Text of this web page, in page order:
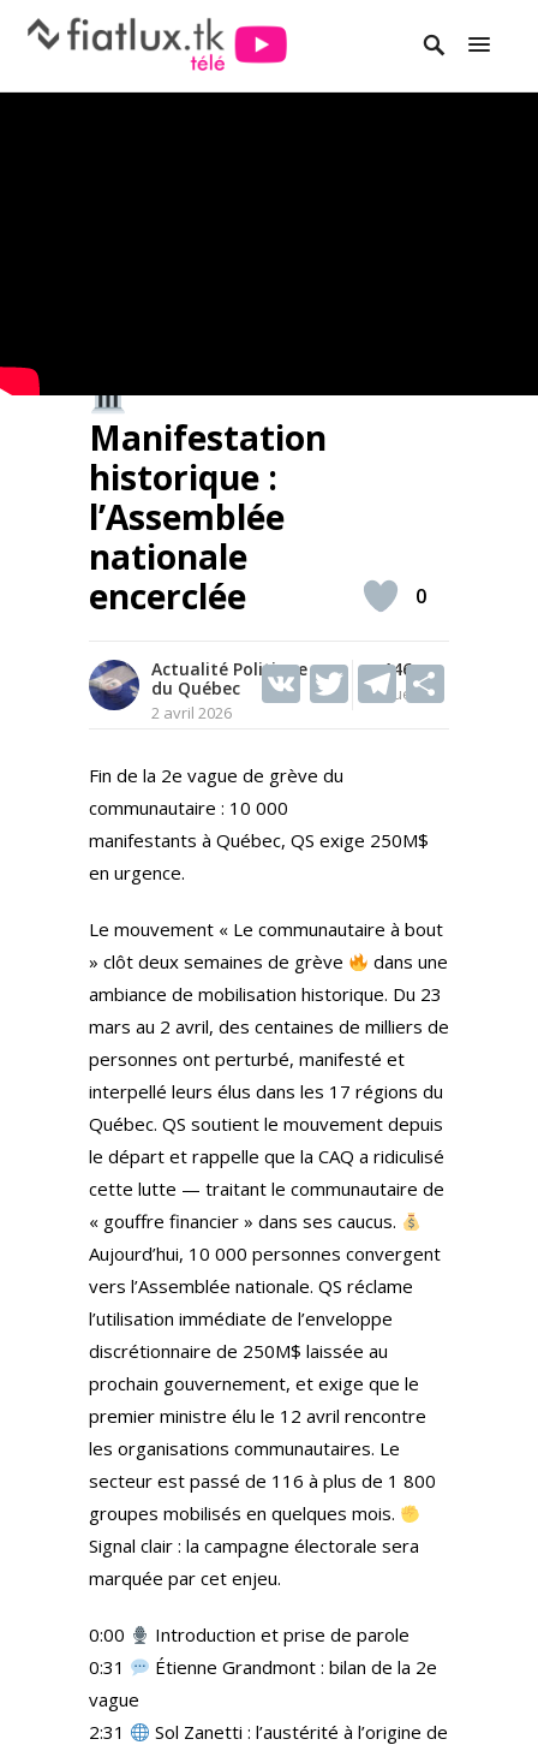
Manifestation
historique :
l’Assemblée
nationale
encerclée
Actualité Politique
du Québec
2 avril 2026
146
Vues
V T T
a
0
Fin de la 2e vague de grève du
communautaire : 10 000
manifestants à Québec, QS exige 250M$
en urgence.
Le mouvement « Le communautaire à bout
» clôt deux semaines de grève
dans une
ambiance de mobilisation historique. Du 23
mars au 2 avril, des centaines de milliers de
personnes ont perturbé, manifesté et
interpellé leurs élus dans les 17 régions du
Québec. QS soutient le mouvement depuis
le départ et rappelle que la CAQ a ridiculisé
cette lutte — traitant le communautaire de
« gouffre financier » dans ses caucus.
Aujourd’hui, 10 000 personnes convergent
vers l’Assemblée nationale. QS réclame
l’utilisation immédiate de l’enveloppe
discrétionnaire de 250M$ laissée au
prochain gouvernement, et exige que le
premier ministre élu le 12 avril rencontre
les organisations communautaires. Le
secteur est passé de 116 à plus de 1 800
groupes mobilisés en quelques mois.
Signal clair : la campagne électorale sera
marquée par cet enjeu.
0:00
Introduction et prise de parole
0:31
Étienne Grandmont : bilan de la 2e
vague
2:31
Sol Zanetti : l’austérité à l’origine de